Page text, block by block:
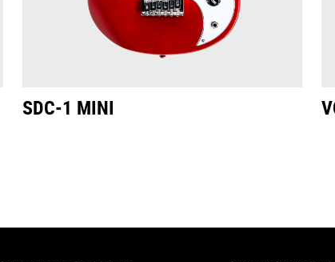
SDC-1 MINI